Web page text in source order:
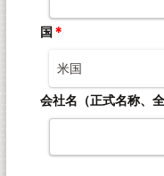
国*
会社名（正式名称、全